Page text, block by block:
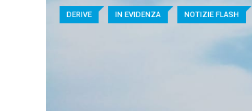
DERIVE IN EVIDENZA NOTIZIE FLASH